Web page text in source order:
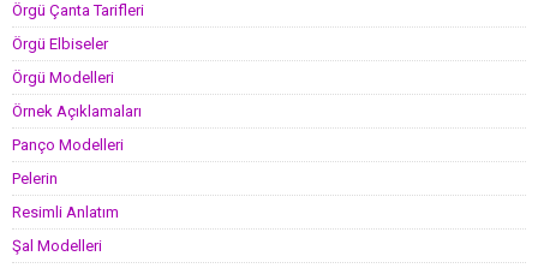
Örgü Çanta Tarifleri
Örgü Elbiseler
Örgü Modelleri
Örnek Açıklamaları
Panço Modelleri
Pelerin
Resimli Anlatım
Şal Modelleri